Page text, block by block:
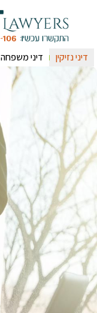
דיני נזיקין דיני משפחה